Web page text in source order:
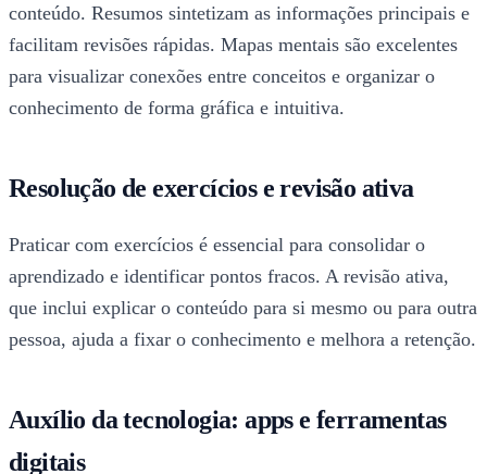
conteúdo. Resumos sintetizam as informações principais e
facilitam revisões rápidas. Mapas mentais são excelentes
para visualizar conexões entre conceitos e organizar o
conhecimento de forma gráfica e intuitiva.
Resolução de exercícios e revisão ativa
Praticar com exercícios é essencial para consolidar o
aprendizado e identificar pontos fracos. A revisão ativa,
que inclui explicar o conteúdo para si mesmo ou para outra
pessoa, ajuda a fixar o conhecimento e melhora a retenção.
Auxílio da tecnologia: apps e ferramentas
digitais